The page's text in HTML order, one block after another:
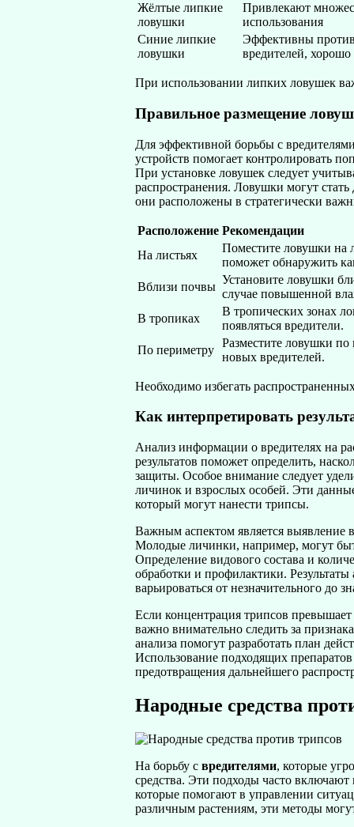
Жёлтые липкие
ловушки
Привлекают
использования
Синие липкие
ловушки
Эффективны
вредителей,
При использовании липких ловушек
Правильное размещение
Для эффективной борьбы с
устройств помогает контролировать
При установке ловушек следует
распространения. Ловушки могут
они расположены в стратегически
Расположение Рекомендации
На листьях
Поместите ловушки на
поможет обнаружить
Вблизи почвы
Установите ловушки
случае повышенной
В тропиках
В тропических зонах
появляться вредители.
По периметру
Разместите ловушки
новых вредителей.
Необходимо избегать
Как интерпретировать
Анализ информации о вредителях на
результатов поможет определить,
защиты. Особое внимание следует
личинок и взрослых особей. Эти
который могут нанести трипсы.
Важным аспектом является выявление
Молодые личинки, например, могут
Определение видового состава и
обработки и профилактики.
варьироваться от незначительного до
Если концентрация трипсов
важно внимательно следить за
анализа помогут разработать план
Использование подходящих
предотвращения дальнейшего
Народные средства
На борьбу с вредителями, которые
средства. Эти подходы часто
которые помогают в управлении
различным растениям, эти методы